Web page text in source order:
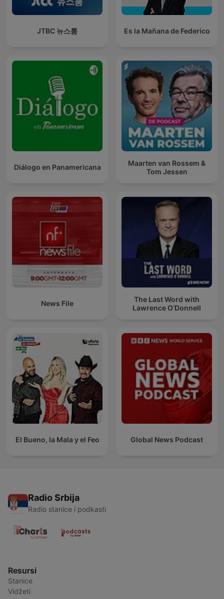
JTBC 뉴스룸 Es la Mañana de Federico
Diálogo en Panamericana
Maarten van Rossem &
Tom Jessen
News File
The Last Word with
Lawrence O’Donnell
El Bueno, la Mala y el Feo Global News Podcast
Radio Srbija
Radio stanice i podkasti
Resursi
Stanice
Vidžeti